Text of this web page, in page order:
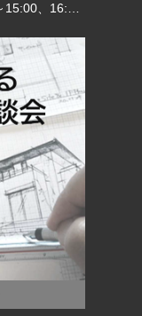
10:00～12:00、13:00～15:00、16:00～18:00